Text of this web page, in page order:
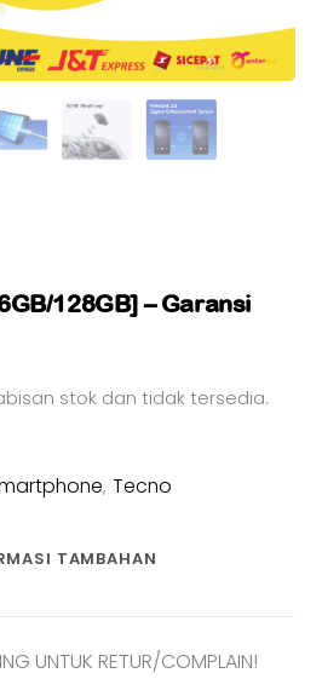
128GB] – Garansi
stok dan tidak tersedia.
, Tecno
TAMBAHAN
UNTUK RETUR/COMPLAIN!